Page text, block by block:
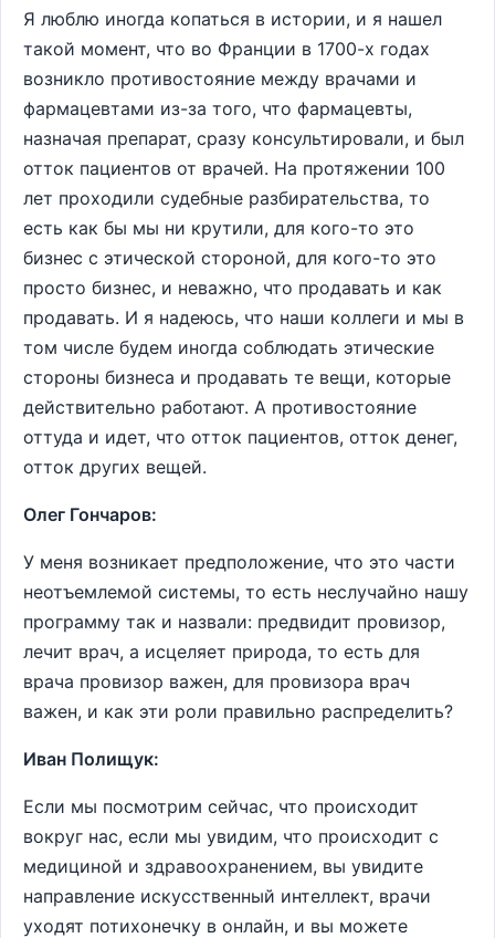
Я люблю иногда копаться в истории, и я нашел
такой момент, что во Франции в 1700-х годах
возникло противостояние между врачами и
фармацевтами из-за того, что фармацевты,
назначая препарат, сразу консультировали, и был
отток пациентов от врачей. На протяжении 100
лет проходили судебные разбирательства, то
есть как бы мы ни крутили, для кого-то это
бизнес с этической стороной, для кого-то это
просто бизнес, и неважно, что продавать и как
продавать. И я надеюсь, что наши коллеги и мы в
том числе будем иногда соблюдать этические
стороны бизнеса и продавать те вещи, которые
действительно работают. А противостояние
оттуда и идет, что отток пациентов, отток денег,
отток других вещей.
Олег Гончаров:
У меня возникает предположение, что это части
неотъемлемой системы, то есть неслучайно нашу
программу так и назвали: предвидит провизор,
лечит врач, а исцеляет природа, то есть для
врача провизор важен, для провизора врач
важен, и как эти роли правильно распределить?
Иван Полищук:
Если мы посмотрим сейчас, что происходит
вокруг нас, если мы увидим, что происходит с
медициной и здравоохранением, вы увидите
направление искусственный интеллект, врачи
уходят потихонечку в онлайн, и вы можете